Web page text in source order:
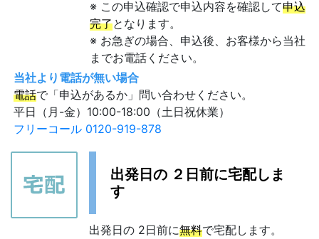
※ この申込確認で申込内容を確認して申込
完了となります。
※ お急ぎの場合、申込後、お客様から当社
までお電話ください。
当社より電話が無い場合
電話で「申込があるか」問い合わせください。
平日（月-金）10:00-18:00（土日祝休業）
フリーコール 0120-919-878
出発日の ２日前に宅配しま
す
出発日の 2日前に無料で宅配します。